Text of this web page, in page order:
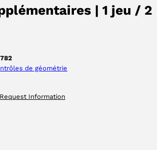
| 1 jeu / 2
de géométrie
Request Information
ACCEPTER